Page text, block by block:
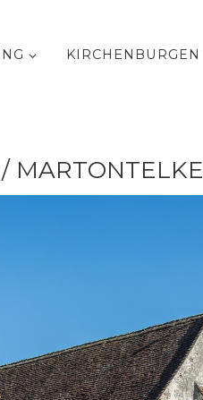
KIRCHENBURGEN
MARTONTELKE